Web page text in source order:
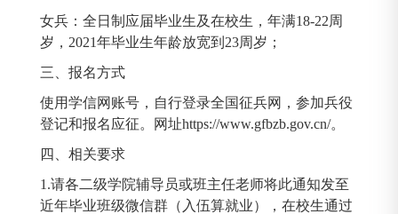
女兵：全日制应届毕业生及在校生，年满18-22周
岁，2021年毕业生年龄放宽到23周岁；
三、报名方式
使用学信网账号，自行登录全国征兵网，参加兵役
登记和报名应征。网址https://www.gfbzb.gov.cn/。
四、相关要求
1.请各二级学院辅导员或班主任老师将此通知发至
近年毕业班级微信群（入伍算就业），在校生通过